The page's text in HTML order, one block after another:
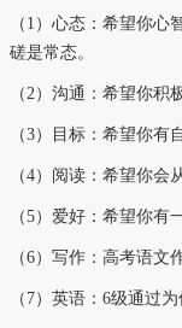
（1）心态：希望你
磋是常态。
（2）沟通：希望你积
（3）目标：希望你有
（4）阅读：希望你会
（5）爱好：希望你有
（6）写作：高考语文
（7）英语：6级通过